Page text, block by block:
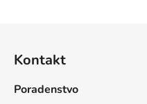
Kontakt
Poradenstvo